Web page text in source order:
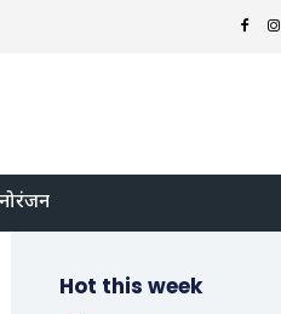
Hot this week